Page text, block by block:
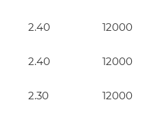
2.40 12000
2.40 12000
2.30 12000